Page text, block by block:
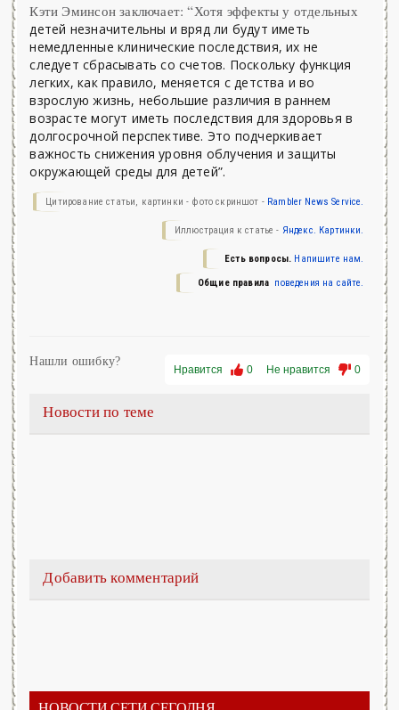
Кэти Эминсон заключает: “Хотя эффекты у отдельных
детей незначительны и вряд ли будут иметь
немедленные клинические последствия, их не
следует сбрасывать со счетов. Поскольку функция
легких, как правило, меняется с детства и во
взрослую жизнь, небольшие различия в раннем
возрасте могут иметь последствия для здоровья в
долгосрочной перспективе. Это подчеркивает
важность снижения уровня облучения и защиты
окружающей среды для детей”.
Цитирование статьи, картинки - фото скриншот - Rambler News Service.
Иллюстрация к статье - Яндекс. Картинки.
Есть вопросы. Напишите нам.
Общие правила поведения на сайте.
Нравится 0 Не нравится 0
Нашли ошибку?
Новости по теме
Добавить комментарий